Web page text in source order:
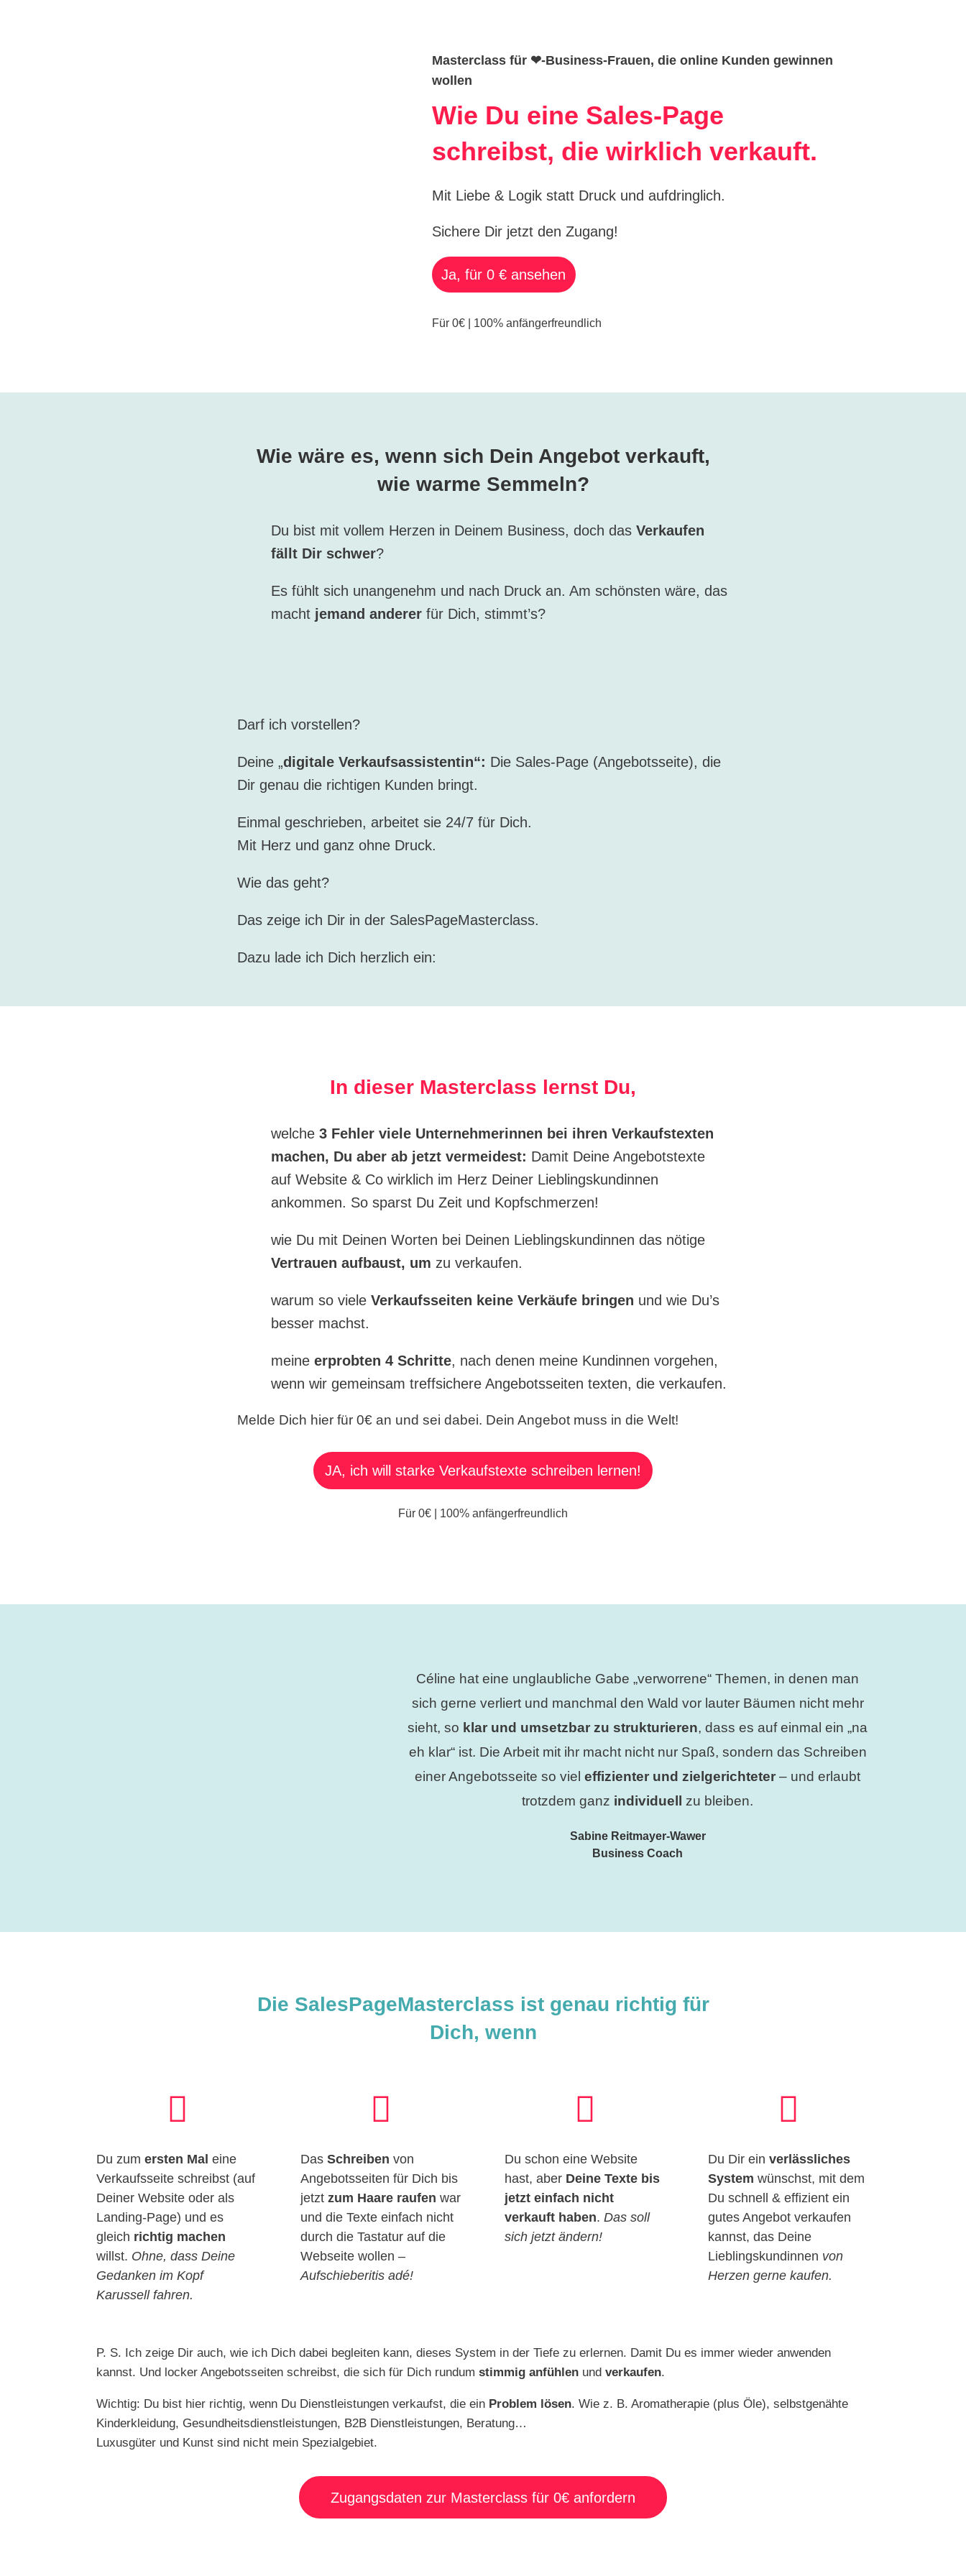
Masterclass für ❤-Business-Frauen, die online Kunden gewinnen
wollen
Wie Du eine Sales-Page
schreibst, die wirklich verkauft.
Mit Liebe & Logik statt Druck und aufdringlich.
Sichere Dir jetzt den Zugang!
Ja, für 0 € ansehen
Für 0€ | 100% anfängerfreundlich
Wie wäre es, wenn sich Dein Angebot verkauft,
wie warme Semmeln?
Du bist mit vollem Herzen in Deinem Business, doch das Verkaufen
fällt Dir schwer?
Es fühlt sich unangenehm und nach Druck an. Am schönsten wäre, das
macht jemand anderer für Dich, stimmt’s?
Darf ich vorstellen?
Deine „digitale Verkaufsassistentin“: Die Sales-Page (Angebotsseite), die
Dir genau die richtigen Kunden bringt.
Einmal geschrieben, arbeitet sie 24/7 für Dich.
Mit Herz und ganz ohne Druck.
Wie das geht?
Das zeige ich Dir in der SalesPageMasterclass.
Dazu lade ich Dich herzlich ein:
In dieser Masterclass lernst Du,
welche 3 Fehler viele Unternehmerinnen bei ihren Verkaufstexten
machen, Du aber ab jetzt vermeidest: Damit Deine Angebotstexte
auf Website & Co wirklich im Herz Deiner Lieblingskundinnen
ankommen. So sparst Du Zeit und Kopfschmerzen!
wie Du mit Deinen Worten bei Deinen Lieblingskundinnen das nötige
Vertrauen aufbaust, um zu verkaufen.
warum so viele Verkaufsseiten keine Verkäufe bringen und wie Du’s
besser machst.
meine erprobten 4 Schritte, nach denen meine Kundinnen vorgehen,
wenn wir gemeinsam treffsichere Angebotsseiten texten, die verkaufen.
Melde Dich hier für 0€ an und sei dabei. Dein Angebot muss in die Welt!
JA, ich will starke Verkaufstexte schreiben lernen!
Für 0€ | 100% anfängerfreundlich
Céline hat eine unglaubliche Gabe „verworrene“ Themen, in denen man
sich gerne verliert und manchmal den Wald vor lauter Bäumen nicht mehr
sieht, so klar und umsetzbar zu strukturieren, dass es auf einmal ein „na
eh klar“ ist. Die Arbeit mit ihr macht nicht nur Spaß, sondern das Schreiben
einer Angebotsseite so vieleffizienter und zielgerichteter – und erlaubt
trotzdem ganz individuell zu bleiben.
Sabine Reitmayer-Wawer
Business Coach
Die SalesPageMasterclass ist genau richtig für
Dich, wenn

Du zumersten Mal eine
Verkaufsseite schreibst (auf
Deiner Website oder als
Landing-Page) und es
gleich richtig machen
willst. Ohne, dass Deine
Gedanken im Kopf
Karussell fahren.

Das Schreiben von
Angebotsseiten für Dich bis
jetzt zum Haare raufen war
und die Texte einfach nicht
durch die Tastatur auf die
Webseite wollen –
Aufschieberitis adé!

Du schon eine Website
hast, aber Deine Texte bis
jetzt einfach nicht
verkauft haben. Das soll
sich jetzt ändern!

Du Dir einverlässliches
System wünschst, mit dem
Du schnell & effizient ein
gutes Angebot verkaufen
kannst, das Deine
Lieblingskundinnen von
Herzen gerne kaufen.
P. S. Ich zeige Dir auch, wie ich Dich dabei begleiten kann, dieses System in der Tiefe zu erlernen. Damit Du es immer wieder anwenden
kannst. Und locker Angebotsseiten schreibst, die sich für Dich rundumstimmig anfühlen undverkaufen.
Wichtig: Du bist hier richtig, wenn Du Dienstleistungen verkaufst, die ein Problem lösen. Wie z. B. Aromatherapie (plus Öle), selbstgenähte
Kinderkleidung, Gesundheitsdienstleistungen, B2B Dienstleistungen, Beratung…
Luxusgüter und Kunst sind nicht mein Spezialgebiet.
Zugangsdaten zur Masterclass für 0€ anfordern